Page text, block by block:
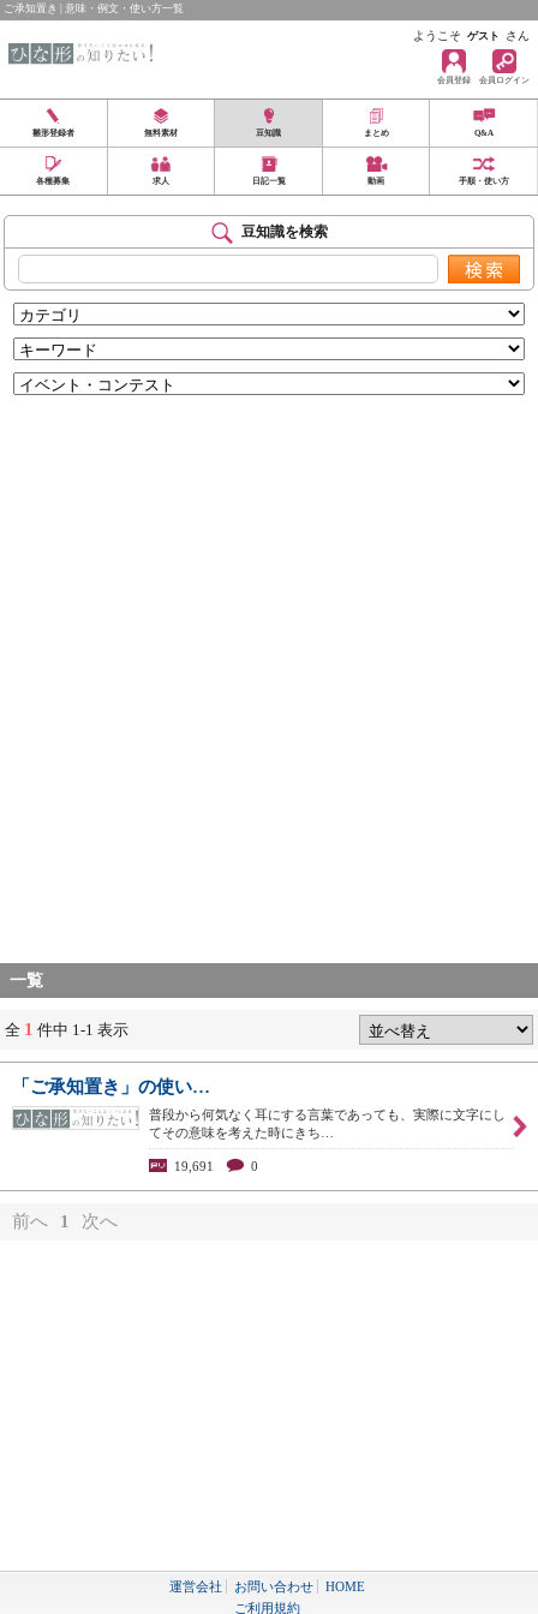
ご承知置き | 意味・例文・使い方一覧
ようこそ ゲスト さん
会員登録 会員ログイン
雛形登録者 無料素材 豆知識 まとめ Q&A
各種募集 求人 日記一覧 動画 手順・使い方
豆知識を検索
一覧
全 1 件中 1-1 表示
「ご承知置き」の使い…
普段から何気なく耳にする言葉であっても、実際に文字にし
てその意味を考えた時にきち…
19,691 0
前へ 1 次へ
運営会社 お問い合わせ
HOME
ご利用規約